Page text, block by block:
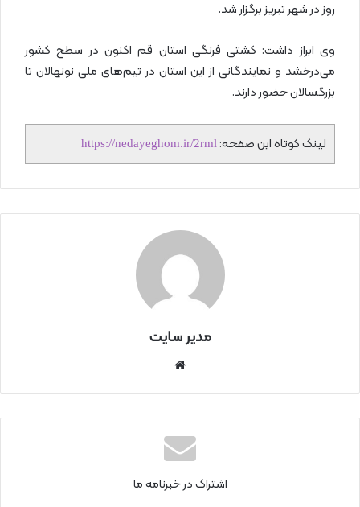
روز در شهر تبریز برگزار شد.
وی ابراز داشت: کشتی فرنگی استان قم اکنون در سطح کشور
می‌درخشد و نمایندگانی از این استان در تیم‌های ملی نونهالان تا
بزرگسالان حضور دارند.
لینک کوتاه این صفحه: https://nedayeghom.ir/2rml
مدیر سایت
نتی
اشتراک در خبرنامه ما